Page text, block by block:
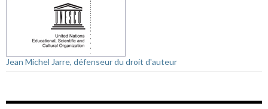
Jean Michel Jarre, défenseur du droit d'auteur